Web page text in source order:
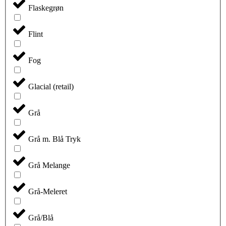
Flaskegrøn
Flint
Fog
Glacial (retail)
Grå
Grå m. Blå Tryk
Grå Melange
Grå-Meleret
Grå/Blå